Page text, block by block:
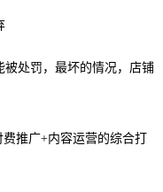
被处罚，最坏的情况，店铺
推广+内容运营的综合打